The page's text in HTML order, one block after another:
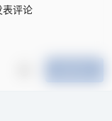
怀旧听众而言，这
表评论